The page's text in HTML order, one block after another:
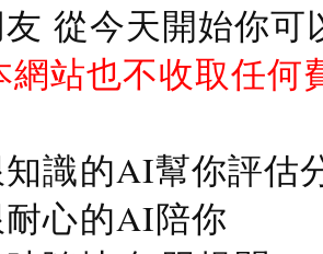
從今天開始你
網站也不收取任何
識的AI幫你評估
心的AI陪你